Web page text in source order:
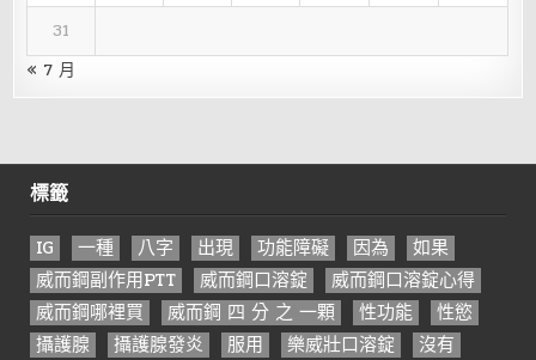
31
« 7 月
標籤
IG 一種 八字 出現 功能障礙 因為
如果
威而鋼副作用PTT
威而鋼口溶錠
威而鋼口溶錠心得
威而鋼哪裡買
威而鋼 四 分 之 一顆 性功能
性慾
攝護腺
攝護腺發炎 服用 樂威壯口溶錠
沒有